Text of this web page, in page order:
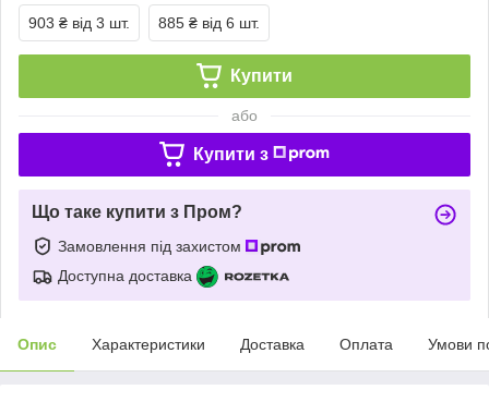
903 ₴ від 3 шт. 885 ₴ від 6 шт.
Купити
або
Купити з
Що таке купити з Пром?
Замовлення під захистом
Доступна доставка
Опис Характеристики Доставка Оплата Умови